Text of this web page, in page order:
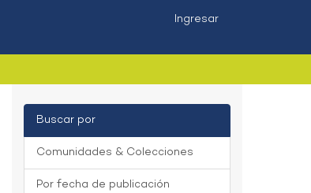
Ingresar
Buscar por
Comunidades & Colecciones
Por fecha de publicación